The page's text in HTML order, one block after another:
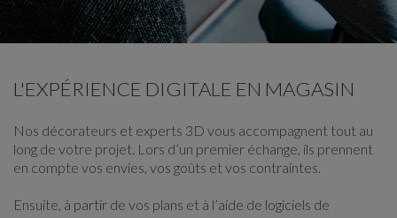
L'EXPÉRIENCE DIGITALE EN MAGASIN
Nos décorateurs et experts 3D vous accompagnent tout au
long de votre projet. Lors d’un premier échange, ils prennent
en compte vos envies, vos goûts et vos contraintes.
Ensuite, à partir de vos plans et à l’aide de logiciels de